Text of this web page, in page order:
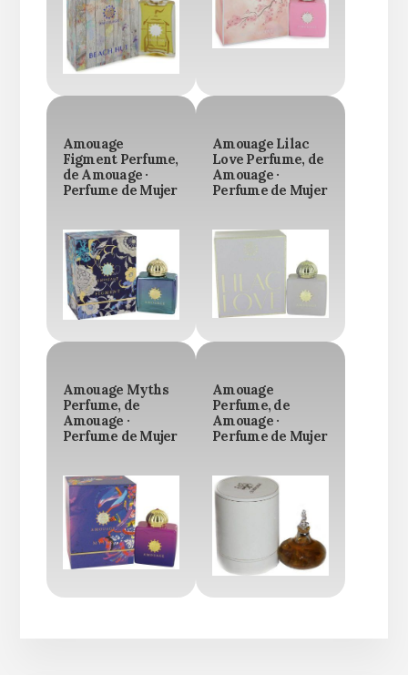
Amouage
Figment Perfume,
de Amouage ·
Perfume de Mujer
Amouage Lilac
Love Perfume, de
Amouage ·
Perfume de Mujer
Amouage Myths
Perfume, de
Amouage ·
Perfume de Mujer
Amouage
Perfume, de
Amouage ·
Perfume de Mujer